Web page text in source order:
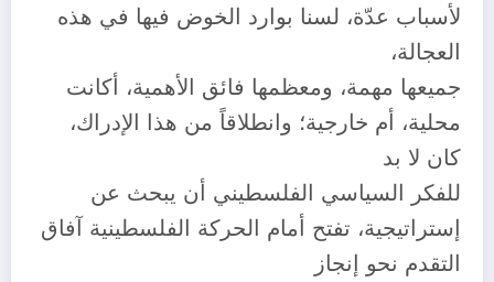
لأسباب عدّة، لسنا بوارد الخوض فيها في هذه
العجالة،
جميعها مهمة، ومعظمها فائق الأهمية، أكانت
محلية، أم خارجية؛ وانطلاقاً من هذا الإدراك،
كان لا بد
للفكر السياسي الفلسطيني أن يبحث عن
إستراتيجية، تفتح أمام الحركة الفلسطينية آفاق
التقدم نحو إنجاز